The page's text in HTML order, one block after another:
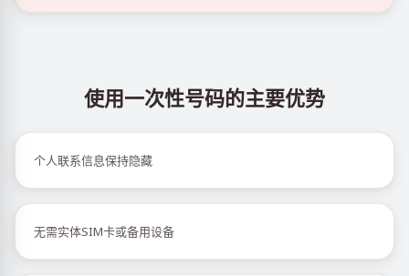
使用一次性号码的主要优势
个人联系信息保持隐藏
无需实体SIM卡或备用设备